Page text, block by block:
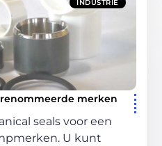
INDUSTRIE
merken
seals voor een
U kunt